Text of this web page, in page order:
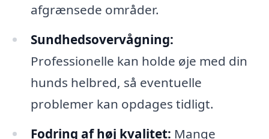
afgrænsede områder.
Sundhedsovervågning:
Professionelle kan holde øje med din
hunds helbred, så eventuelle
problemer kan opdages tidligt.
Fodring af høj kvalitet: Mange